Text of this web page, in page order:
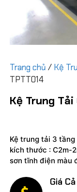
Trang chủ / Kệ
TPTT014
Kệ Trung Tải
Kệ trung tải 3 tầng
kích thước : C2m-
sơn tĩnh điện màu
Giá